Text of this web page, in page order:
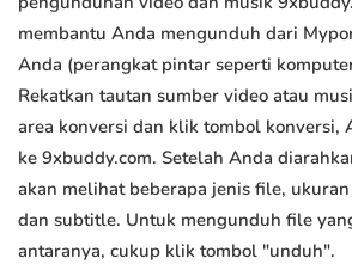
membantu Anda mengunduh dari
Anda (perangkat pintar seperti
Rekatkan tautan sumber video atau
area konversi dan klik tombol konversi,
ke 9xbuddy.com. Setelah Anda
akan melihat beberapa jenis file,
dan subtitle. Untuk mengunduh file
antaranya, cukup klik tombol "unduh".